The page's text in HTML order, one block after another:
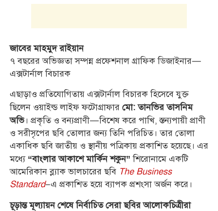
জাবের মাহমুদ রাইয়ান
৭ বছরের অভিজ্ঞতা সম্পন্ন প্রফেশনাল গ্রাফিক ডিজাইনার—
এক্সটার্নাল বিচারক
এছাড়াও প্রতিযোগিতায় এক্সটার্নাল বিচারক হিসেবে যুক্ত
ছিলেন ওয়াইল্ড লাইফ ফটোগ্রাফার মো: তানভির তাসনিম
অভি। প্রকৃতি ও বন্যপ্রাণী—বিশেষ করে পাখি, স্তন্যপায়ী প্রাণী
ও সরীসৃপের ছবি তোলার জন্য তিনি পরিচিত। তার তোলা
একাধিক ছবি জাতীয় ও স্থানীয় পত্রিকায় প্রকাশিত হয়েছে। এর
মধ্যে “বাংলার আকাশে মার্কিন শকুন” শিরোনামে একটি
আমেরিকান ব্ল্যাক ভালচারের ছবি The Business
Standard–এ প্রকাশিত হয়ে ব্যাপক প্রশংসা অর্জন করে।
চূড়ান্ত মূল্যায়ন শেষে নির্বাচিত সেরা ছবির আলোকচিত্রীরা